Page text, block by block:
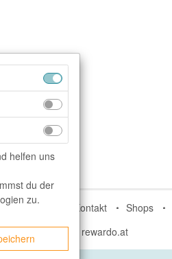
Kontakt Shops
rewardo.ch rewardo.at
helfen uns
du der
zu.